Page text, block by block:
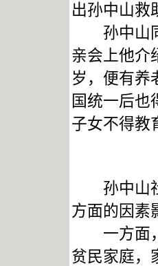
出孙中山救
孙中山同
亲会上他介
岁，便有养
国统一后也
子女不得教
孙中山社
方面的因素
一方面，
贫民家庭，